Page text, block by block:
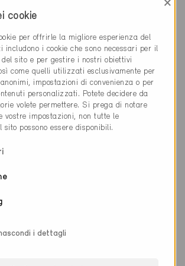
Abitazioni PF
cookie
per offrirle la migliore esperienza del
includono i cookie che sono necessari per il
sito e per gestire i nostri obiettivi
come quelli utilizzati esclusivamente per
impostazioni di convenienza o per
personalizzati. Potete decidere da
volete permettere. Si prega di notare
vostre impostazioni, non tutte le
possono essere disponibili.
i dettagli